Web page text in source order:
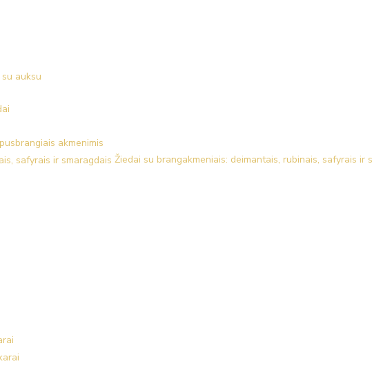
auksu
akmenimis
Žiedai su brangakmeniais: deimantais, rubinais, safyrais ir